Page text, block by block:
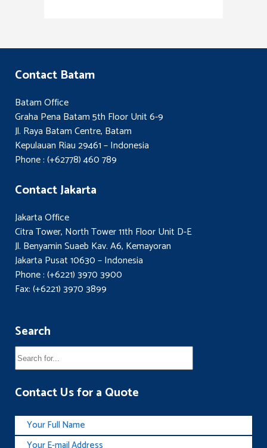
Contact Batam
Batam Office
Graha Pena Batam 5th Floor Unit 6-9
Jl. Raya Batam Centre, Batam
Kepulauan Riau 29461 – Indonesia
Phone : (+62778) 460 789
Contact Jakarta
Jakarta Office
Citra Tower, North Tower 11th Floor Unit D-E
Jl. Benyamin Suaeb Kav. A6, Kemayoran
Jakarta Pusat 10630 – Indonesia
Phone : (+6221) 3970 3900
Fax: (+6221) 3970 3899
Search
Contact Us for a Quote